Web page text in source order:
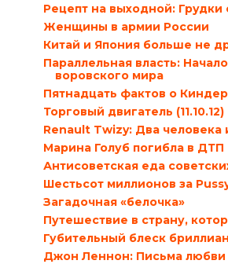
Рецепт на выходной: Грудки
Женщины в армии России
Китай и Япония больше не
Параллельная власть:
воровского мира
Пятнадцать фактов о
Торговый двигатель (11.10.12)
Renault Twizy: Два человека
Марина Голуб погибла в ДТП
Антисоветская еда
Шестьсот миллионов за
Загадочная «белочка»
Путешествие в страну,
Губительный блеск
Джон Леннон: Письма любви